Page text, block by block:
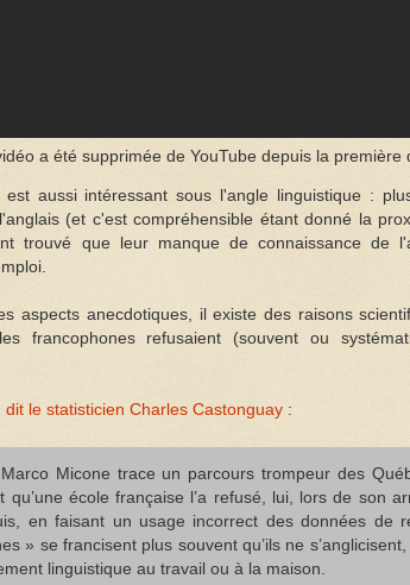
a été supprimée de YouTube depuis la première
est aussi intéressant sous l'angle linguistique :
(et c'est compréhensible étant donné la
trouvé que leur manque de connaissance de
aspects anecdotiques, il existe des raisons
francophones refusaient (souvent ou
dit le statisticien Charles Castonguay :
Marco Micone trace un parcours trompeur des
qu’une école française l’a refusé, lui, lors de son
en faisant un usage incorrect des données de
» se francisent plus souvent qu’ils ne
linguistique au travail ou à la maison.